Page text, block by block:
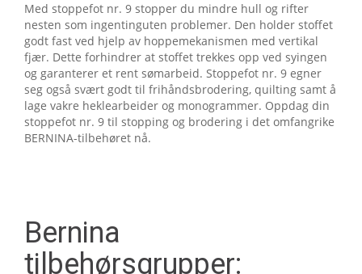
Med stoppefot nr. 9 stopper du mindre hull og rifter
nesten som ingentinguten problemer. Den holder stoffet
godt fast ved hjelp av hoppemekanismen med vertikal
fjær. Dette forhindrer at stoffet trekkes opp ved syingen
og garanterer et rent sømarbeid. Stoppefot nr. 9 egner
seg også svært godt til frihåndsbrodering, quilting samt å
lage vakre heklearbeider og monogrammer. Oppdag din
stoppefot nr. 9 til stopping og brodering i det omfangrike
BERNINA-tilbehøret nå.
Bernina
tilbehørsgrupper: